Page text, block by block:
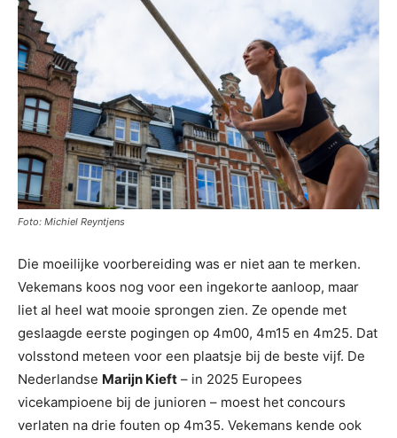
Foto: Michiel Reyntjens
Die moeilijke voorbereiding was er niet aan te merken.
Vekemans koos nog voor een ingekorte aanloop, maar
liet al heel wat mooie sprongen zien. Ze opende met
geslaagde eerste pogingen op 4m00, 4m15 en 4m25. Dat
volsstond meteen voor een plaatsje bij de beste vijf. De
Nederlandse Marijn Kieft – in 2025 Europees
vicekampioene bij de junioren – moest het concours
verlaten na drie fouten op 4m35. Vekemans kende ook